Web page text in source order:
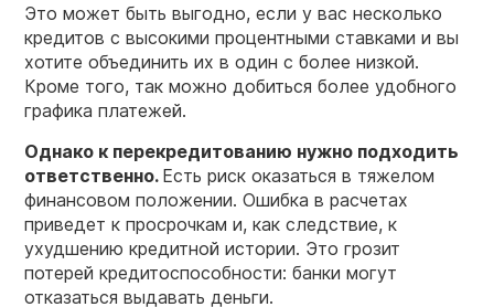
Это может быть выгодно, если у вас несколько
кредитов с высокими процентными ставками и вы
хотите объединить их в один с более низкой.
Кроме того, так можно добиться более удобного
графика платежей.
Однако к перекредитованию нужно подходить
ответственно. Есть риск оказаться в тяжелом
финансовом положении. Ошибка в расчетах
приведет к просрочкам и, как следствие, к
ухудшению кредитной истории. Это грозит
потерей кредитоспособности: банки могут
отказаться выдавать деньги.